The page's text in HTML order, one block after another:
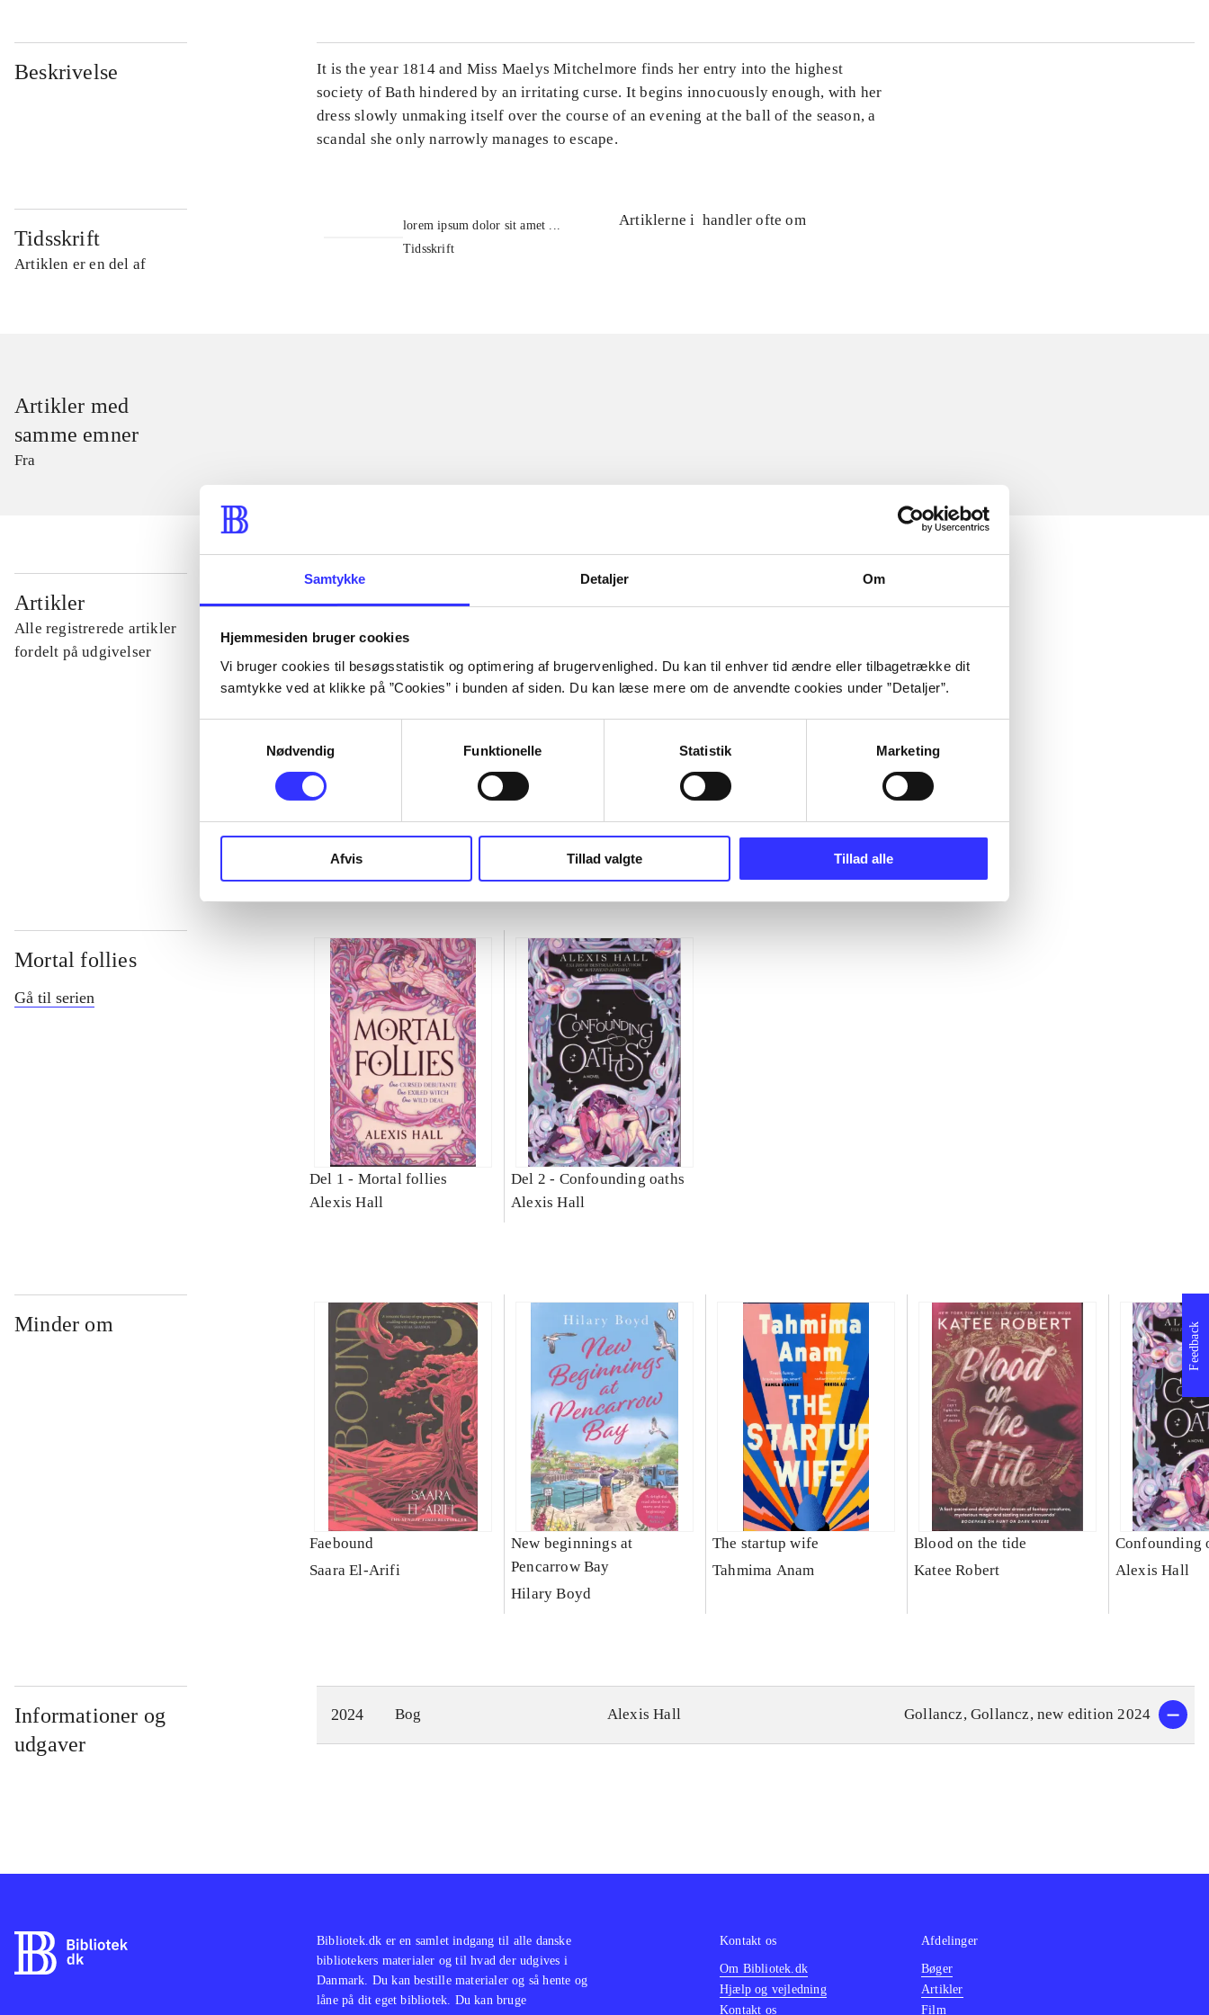
Samtykke Detaljer Om
Hjemmesiden bruger cookies
Vi bruger cookies til besøgsstatistik og optimering af brugervenlighed. Du kan til enhver tid ændre eller tilbagetrække dit
samtykke ved at klikke på ”Cookies” i bunden af siden. Du kan læse mere om de anvendte cookies under ”Detaljer”.
Nødvendig
Funktionelle Statistik Marketing
Afvis Tillad valgte Tillad alle
Beskrivelse
It is the year 1814 and Miss Maelys Mitchelmore finds her entry into the highest
society of Bath hindered by an irritating curse. It begins innocuously enough, with her
dress slowly unmaking itself over the course of an evening at the ball of the season, a
scandal she only narrowly manages to escape.
Tidsskrift
Artiklen er en del af
lorem ipsum dolor sit amet ...
Tidsskrift
Artiklerne i handler ofte om
Artikler med
samme emner
Fra
Artikler
Alle registrerede artikler
fordelt på udgivelser
...
Mortal follies
Gå til serien
Del 1 - Mortal follies
Alexis Hall
Del 2 - Confounding oaths
Alexis Hall
Minder om
Faebound
Saara El-Arifi
New beginnings at
Pencarrow Bay
Hilary Boyd
The startup wife
Tahmima Anam
Blood on the tide
Katee Robert
Confounding
Alexis Hall
Informationer og
udgaver
2024 Bog Alexis Hall Gollancz, Gollancz, new edition 2024
Feedback
Bibliotek.dk er en samlet indgang til alle danske
bibliotekers materialer og til hvad der udgives i
Danmark. Du kan bestille materialer og så hente og
låne på dit eget bibliotek. Du kan bruge
Kontakt os
Om Bibliotek.dk
Hjælp og vejledning
Kontakt os
Afdelinger
Bøger
Artikler
Film